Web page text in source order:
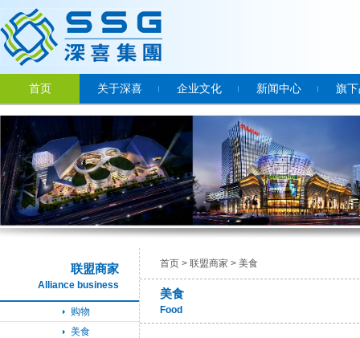
首页 关于深喜 企业文化 新闻中心 旗
联盟商家
Alliance business
购物
美食
首页 > 联盟商家 > 美食
美食
Food